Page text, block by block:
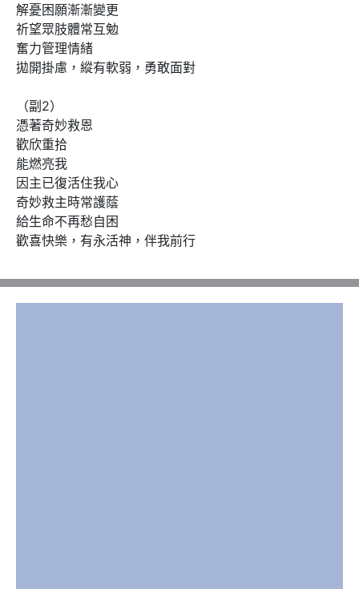
解憂困願漸漸變更
祈望眾肢體常互勉
奮力管理情緒
拋開掛慮，縱有軟弱，勇敢面對
（副2）
憑著奇妙救恩
歡欣重拾
能燃亮我
因主已復活住我心
奇妙救主時常護蔭
給生命不再愁自困
歡喜快樂，有永活神，伴我前行